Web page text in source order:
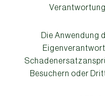
Die Anwendung
Besuchern oder